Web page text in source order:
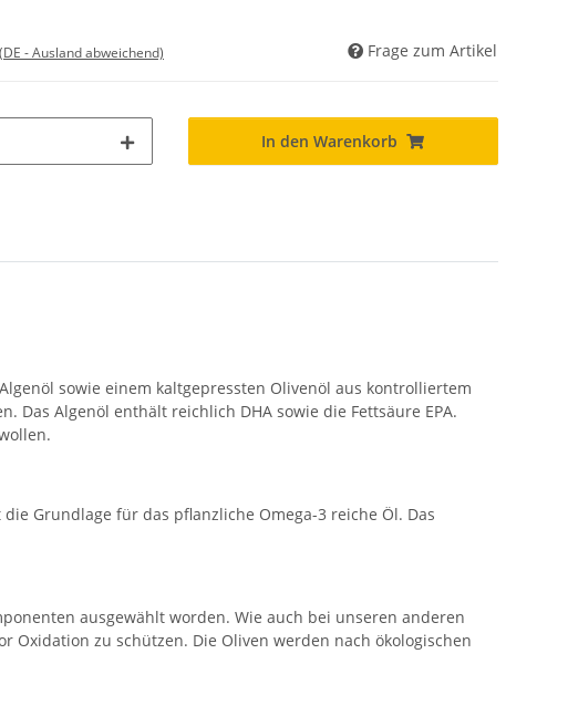
(DE - Ausland abweichend) Frage zum Artikel
In den Warenkorb
sowie einem kaltgepressten Olivenöl aus kontrolliertem
Das Algenöl enthält reichlich DHA sowie die Fettsäure EPA.
Grundlage für das pflanzliche Omega-3 reiche Öl. Das
ausgewählt worden. Wie auch bei unseren anderen
Oxidation zu schützen. Die Oliven werden nach ökologischen